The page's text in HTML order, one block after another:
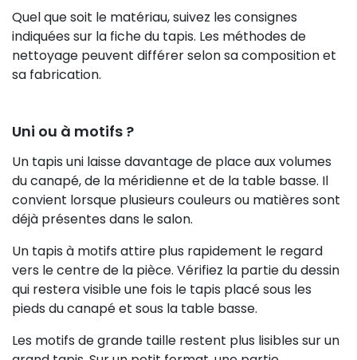
Quel que soit le matériau, suivez les consignes
indiquées sur la fiche du tapis. Les méthodes de
nettoyage peuvent différer selon sa composition et
sa fabrication.
Uni ou à motifs ?
Un tapis uni laisse davantage de place aux volumes
du canapé, de la méridienne et de la table basse. Il
convient lorsque plusieurs couleurs ou matières sont
déjà présentes dans le salon.
Un tapis à motifs attire plus rapidement le regard
vers le centre de la pièce. Vérifiez la partie du dessin
qui restera visible une fois le tapis placé sous les
pieds du canapé et sous la table basse.
Les motifs de grande taille restent plus lisibles sur un